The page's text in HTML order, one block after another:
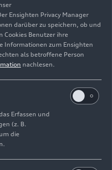
Ensighten Privacy Manager
darüber zu speichern, ob und
Cookies Benutzer ihre
Informationen zum Ensighten
als betroffene Person
nachlesen.
Erfassen und
(z. B.
die